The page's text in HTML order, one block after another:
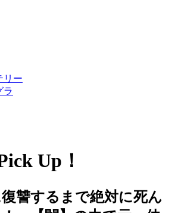
リー
ラ
Up！
復讐するまで絶対に死ん